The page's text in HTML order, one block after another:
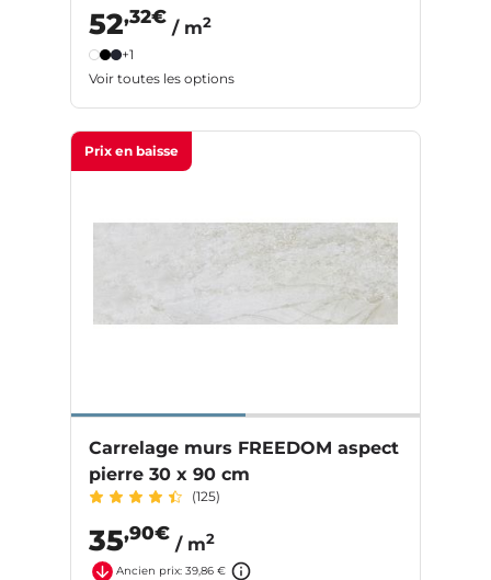
52,32€
/ m2
+1
Voir toutes les options
Prix en baisse
Carrelage murs FREEDOM aspect
pierre 30 x 90 cm
(125)
35,90€
/ m2
Ancien prix: 39,86 €